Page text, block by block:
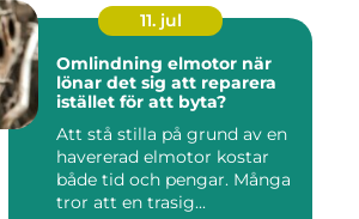
11. jul
Omlindning elmotor när
lönar det sig att reparera
istället för att byta?
Att stå stilla på grund av en
havererad elmotor kostar
både tid och pengar. Många
tror att en trasig...